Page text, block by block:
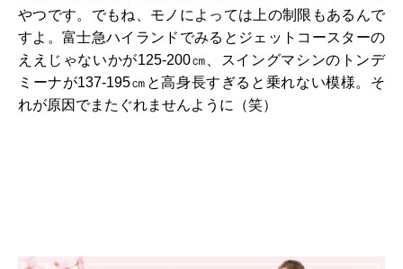
やつです。でもね、モノによっては上の制限もあるんで
すよ。富士急ハイランドでみるとジェットコースターの
ええじゃないかが125-200㎝、スイングマシンのトンデ
ミーナが137-195㎝と高身長すぎると乗れない模様。そ
れが原因でまたぐれませんように（笑）